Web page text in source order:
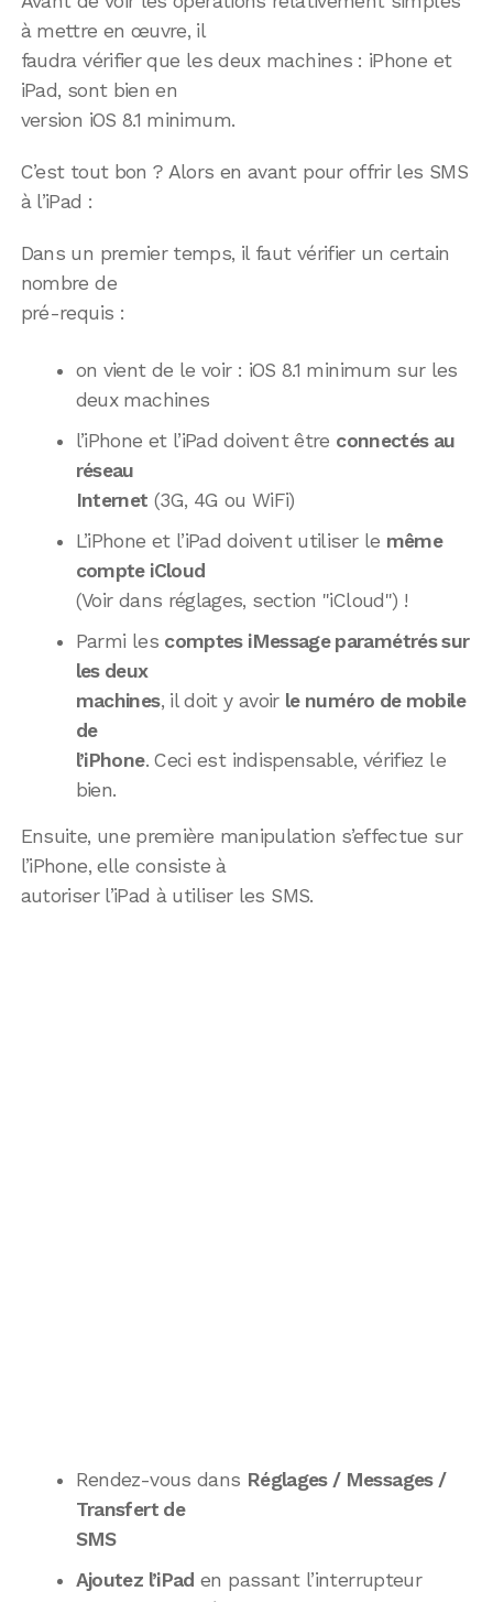
à mettre en œuvre, il
faudra vérifier que les deux machines : iPhone et
iPad, sont bien en
version iOS 8.1 minimum.
C’est tout bon ? Alors en avant pour offrir les SMS
à l’iPad :
Dans un premier temps, il faut vérifier un certain
nombre de
pré-requis :
on vient de le voir : iOS 8.1 minimum sur les
deux machines
l’iPhone et l’iPad doivent être connectés au
réseau
Internet (3G, 4G ou WiFi)
L’iPhone et l’iPad doivent utiliser le même
compte iCloud
(Voir dans réglages, section "iCloud") !
Parmi les comptes iMessage paramétrés sur
les deux
machines, il doit y avoir le numéro de mobile
de
l’iPhone. Ceci est indispensable, vérifiez le
bien.
Ensuite, une première manipulation s’effectue sur
l’iPhone, elle consiste à
autoriser l’iPad à utiliser les SMS.
Rendez-vous dans Réglages / Messages /
Transfert de
SMS
Ajoutez l’iPad en passant l’interrupteur